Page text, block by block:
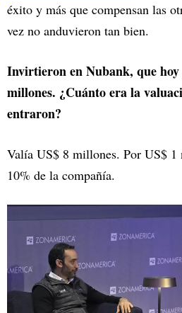
éxito y más que compensan las
vez no anduvieron tan bien.
Invirtieron en Nubank, que hoy
millones. ¿Cuánto era la
entraron?
Valía US$ 8 millones. Por US$
10% de la compañía.